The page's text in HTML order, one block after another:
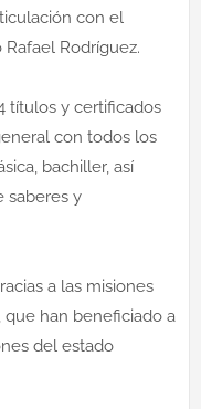
con el
Rodríguez.
títulos y certificados
con todos los
bachiller, así
saberes y
a las misiones
que han beneficiado a
del estado